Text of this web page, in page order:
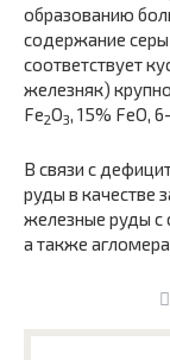
образованию
содержание
соответствует
железняк)
Fe2O3, 15% FeO,
В связи с
руды в качестве
железные руды
а также